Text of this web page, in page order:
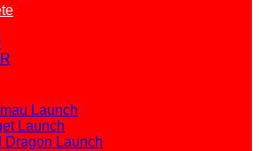
Launch
Launch
Dragon Launch